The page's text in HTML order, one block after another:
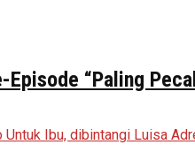
“Paling